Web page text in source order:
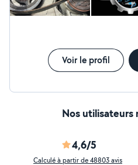
Voir le profil
Nos utilisateurs
4,6/5
Calculé à partir de 48803 avis